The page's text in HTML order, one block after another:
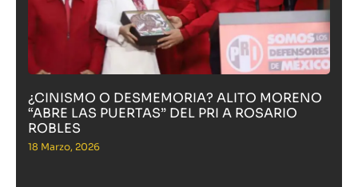
¿CINISMO O DESMEMORIA? ALITO MORENO
“ABRE LAS PUERTAS” DEL PRI A ROSARIO
ROBLES
18 Marzo, 2026